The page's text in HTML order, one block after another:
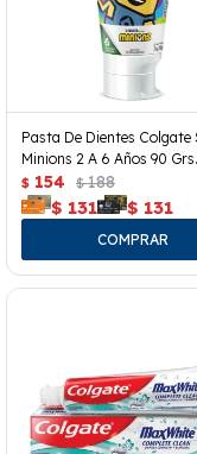
Pasta De Dientes Colgate
Minions 2 A 6 Años 90 Grs.
$ 154 $ 188
$ 131 $ 131